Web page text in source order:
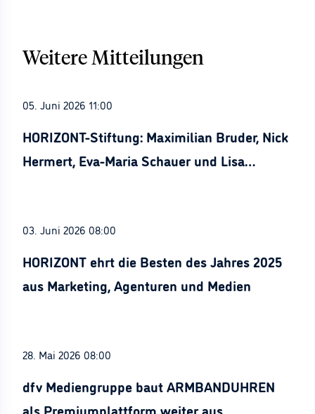
Weitere Mitteilungen
05. Juni 2026 11:00
HORIZONT-Stiftung: Maximilian Bruder, Nick
Hermert, Eva-Maria Schauer und Lisa
03. Juni 2026 08:00
HORIZONT ehrt die Besten des Jahres 2025
aus Marketing, Agenturen und Medien
28. Mai 2026 08:00
dfv Mediengruppe baut ARMBANDUHREN
als Premiumplattform weiter aus